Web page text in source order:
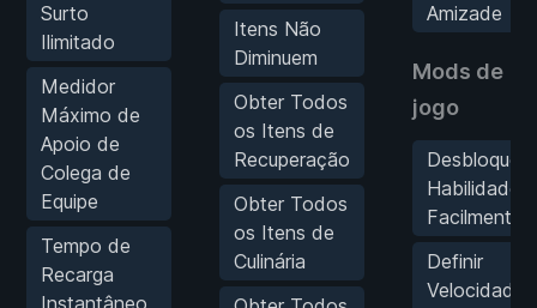
Surto
Ilimitado
Medidor
Máximo de
Apoio de
Colega de
Equipe
Tempo de
Recarga
Itens Não
Diminuem
Obter Todos
os Itens de
Recuperação
Obter Todos
os Itens de
Culinária
Amizade
Mods de
jogo
Desbloquear
Habilidades
Facilmente
Definir
Velocidade